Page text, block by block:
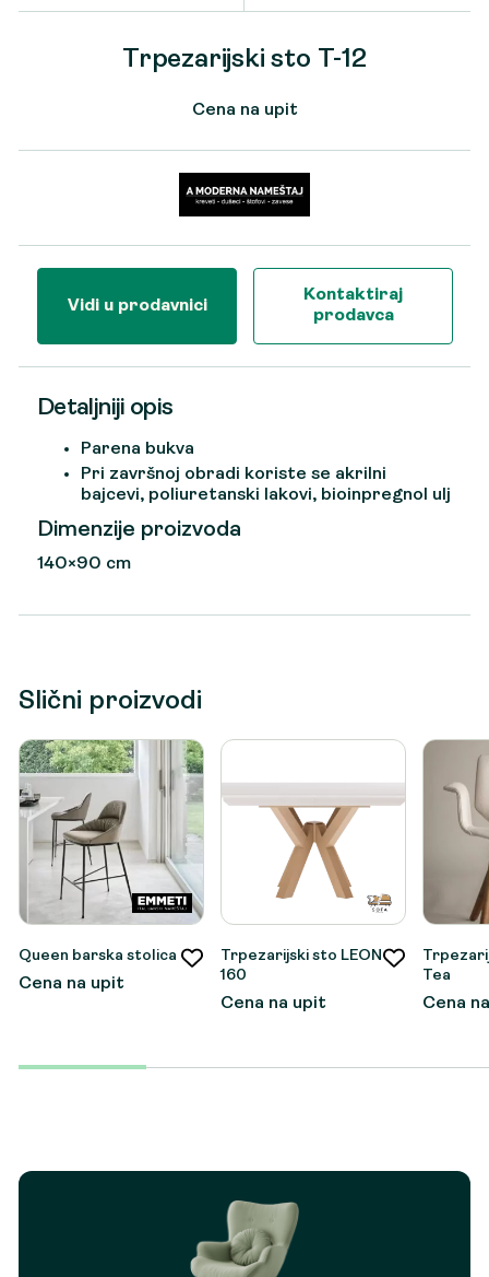
Trpezarijski sto T-12
Cena na upit
Vidi u prodavnici
Kontaktiraj
prodavca
Detaljniji opis
Parena bukva
Pri završnoj obradi koriste se akrilni
bajcevi, poliuretanski lakovi, bioinpregnol ulj
Dimenzije proizvoda
140×90 cm
Slični proizvodi
Queen barska stolica
Cena na upit
Trpezarijski sto LEON
160
Cena na upit
Tea
Cena